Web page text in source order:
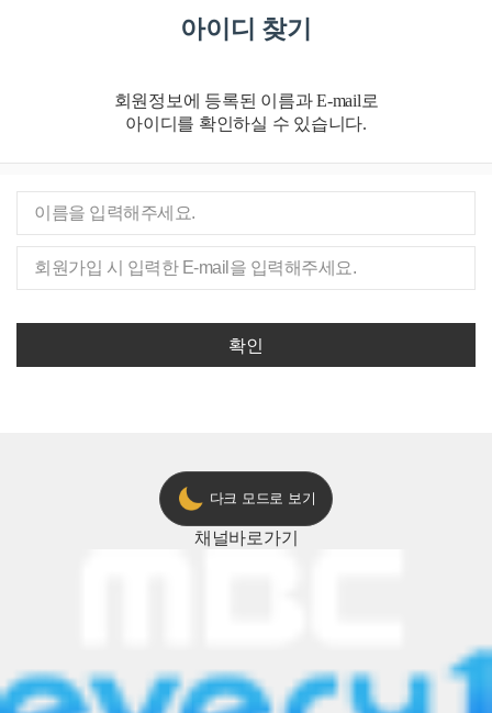
아이디 찾기
회원정보에 등록된 이름과 E-mail로
아이디를 확인하실 수 있습니다.
확인
다크 모드로 보기
채널바로가기